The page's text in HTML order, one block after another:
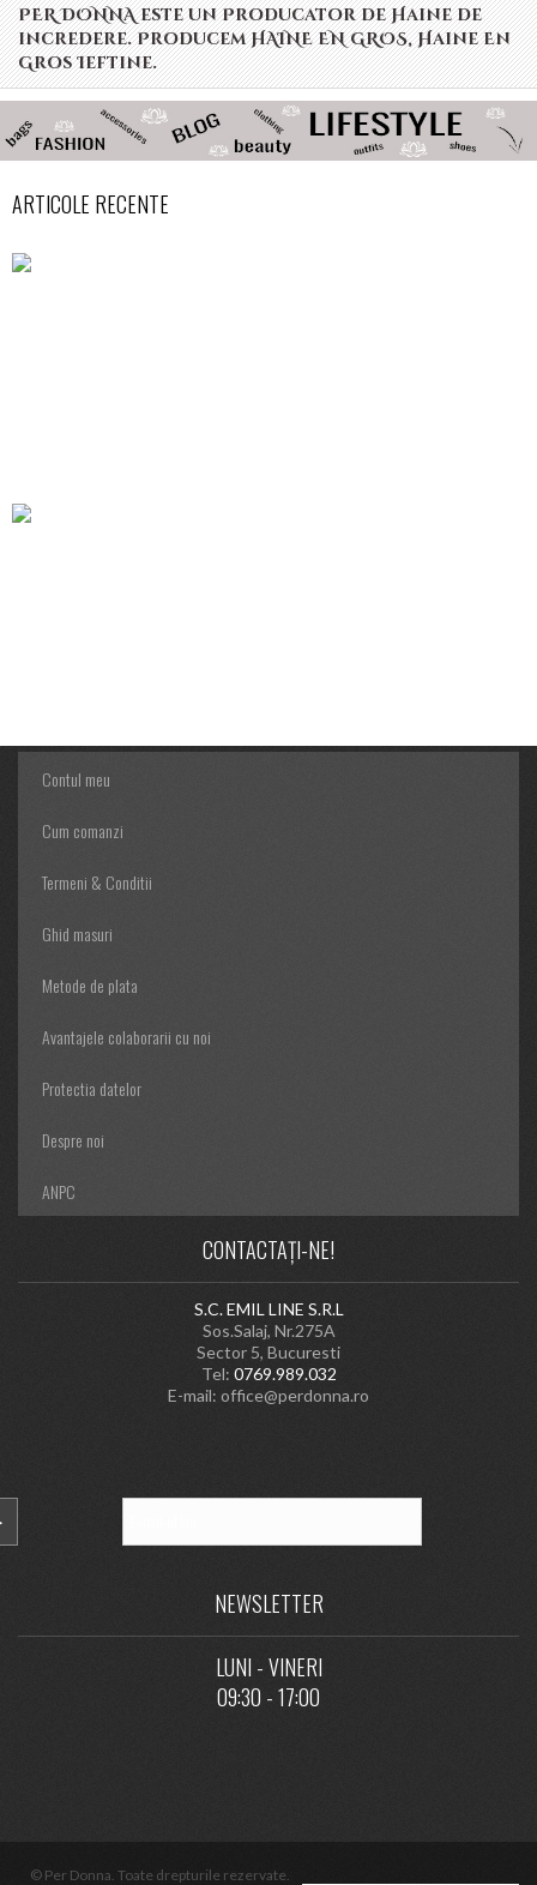
PER DONNA este un Producator de Haine de
incredere. Producem HAINE EN GROS, Haine En
Gros Ieftine.
ARTICOLE RECENTE
Contul meu
Cum comanzi
Termeni & Conditii
Ghid masuri
Metode de plata
Avantajele colaborarii cu noi
Protectia datelor
Despre noi
ANPC
CONTACTAȚI-NE!
S.C. EMIL LINE S.R.L
Sos.Salaj, Nr.275A
Sector 5, Bucuresti
Tel: 0769.989.032
E-mail: office@perdonna.ro
NEWSLETTER
LUNI - VINERI
09:30 - 17:00
© Per Donna. Toate drepturile rezervate.